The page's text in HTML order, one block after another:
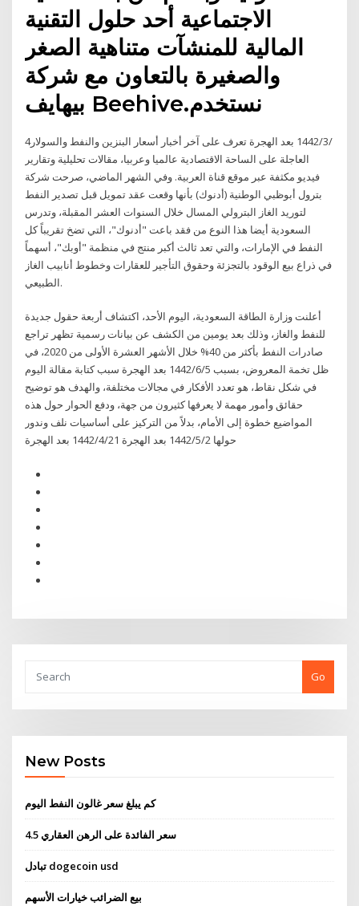
الاجتماعية أحد حلول التقنية
المالية للمنشآت متناهية الصغر
والصغيرة بالتعاون مع شركة
بيهايف Beehive.نستخدم
4‏‏/3‏‏/1442 بعد الهجرة تعرف على آخر أخبار أسعار البنزين والنفط والسولار
العاجلة على الساحة الاقتصادية عالميا وعربيا، مقالات تحليلية وتقارير
فيديو مكثفة عبر موقع قناة العربية. وفي الشهر الماضي، صرحت شركة
بترول أبوظبي الوطنية (أدنوك) بأنها وقعت عقد تمويل قبل تصدير النفط
لتوريد الغاز البترولي المسال خلال السنوات العشر المقبلة، وتدرس
السعودية أيضا هذا النوع من فقد باعت "أدنوك"، التي تضخ تقريباً كل
النفط في الإمارات، والتي تعد ثالث أكبر منتج في منظمة "أوبك"، أسهماً
في ذراع بيع الوقود بالتجزئة وحقوق التأجير للعقارات وخطوط أنابيب الغاز
الطبيعي.
أعلنت وزارة الطاقة السعودية، اليوم الأحد، اكتشاف أربعة حقول جديدة
للنفط والغاز، وذلك بعد يومين من الكشف عن بيانات رسمية تظهر تراجع
صادرات النفط بأكثر من 40% خلال الأشهر العشرة الأولى من 2020، في
ظل تخمة المعروض، بسبب 5‏‏/6‏‏/1442 بعد الهجرة سبب كتابة مقالة اليوم
في شكل نقاط، هو تعدد الأفكار في مجالات مختلفة، والهدف هو توضيح
حقائق وأمور مهمة لا يعرفها كثيرون من جهة، ودفع الحوار حول هذه
المواضيع خطوة إلى الأمام، بدلاً من التركيز على أساسيات نلف وندور
حولها 2‏‏/5‏‏/1442 بعد الهجرة 21‏‏/4‏‏/1442 بعد الهجرة
Go
New Posts
كم يبلغ سعر غالون النفط اليوم
4.5 سعر الفائدة على الرهن العقاري
تبادل dogecoin usd
بيع الضرائب خيارات الأسهم